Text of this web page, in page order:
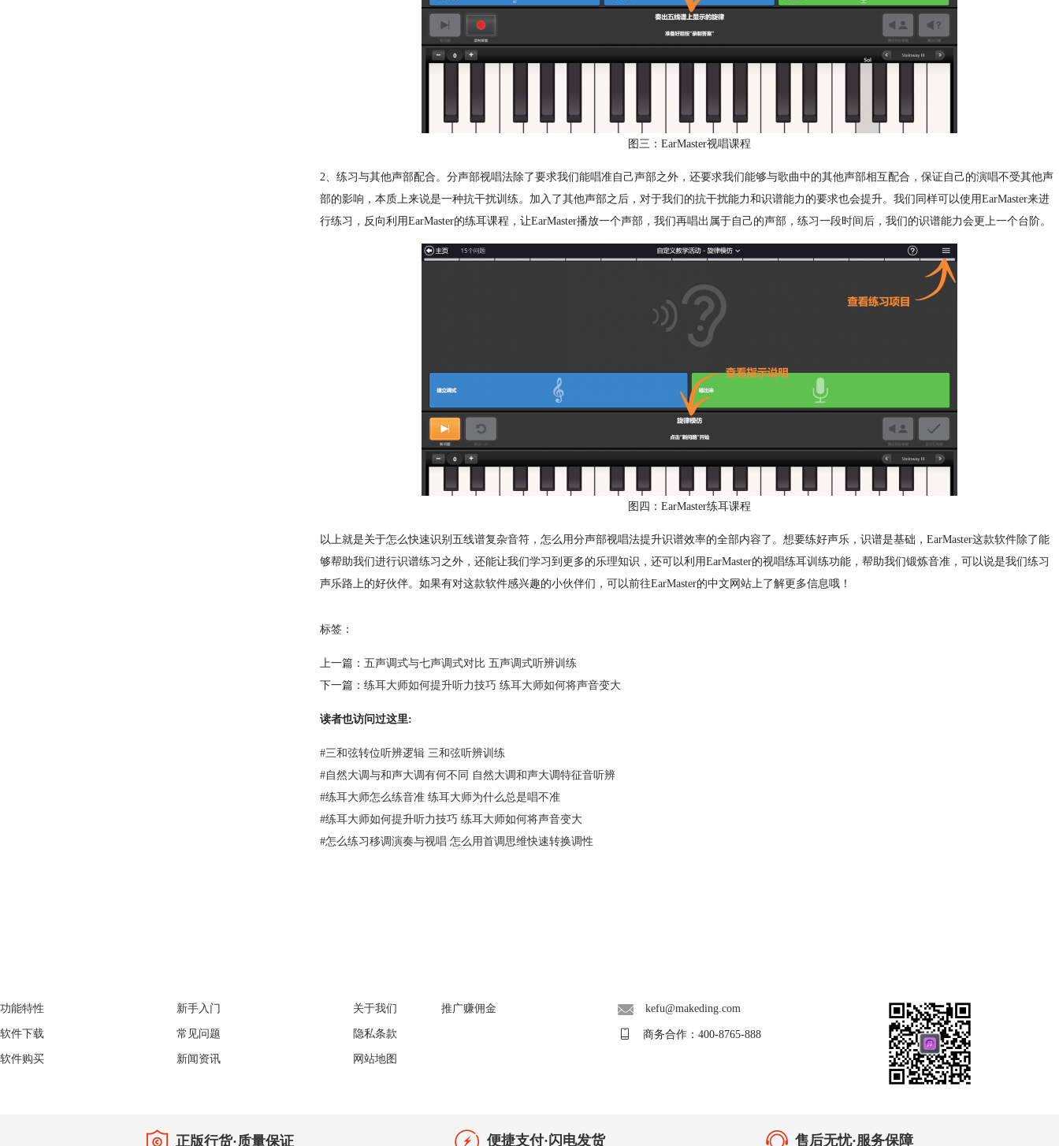
图三：EarMaster视唱课程
2、练习与其他声部配合。分声部视唱法除了要求我们能唱准自己声部之外，还要求我们能够与歌曲中的其他声部相互配合，保证自己的演唱不受其他声
部的影响，本质上来说是一种抗干扰训练。加入了其他声部之后，对于我们的抗干扰能力和识谱能力的要求也会提升。我们同样可以使用EarMaster来进
行练习，反向利用EarMaster的练耳课程，让EarMaster播放一个声部，我们再唱出属于自己的声部，练习一段时间后，我们的识谱能力会更上一个台阶。
图四：EarMaster练耳课程
以上就是关于怎么快速识别五线谱复杂音符，怎么用分声部视唱法提升识谱效率的全部内容了。想要练好声乐，识谱是基础，EarMaster这款软件除了能
够帮助我们进行识谱练习之外，还能让我们学习到更多的乐理知识，还可以利用EarMaster的视唱练耳训练功能，帮助我们锻炼音准，可以说是我们练习
声乐路上的好伙伴。如果有对这款软件感兴趣的小伙伴们，可以前往EarMaster的中文网站上了解更多信息哦！
标签：
上一篇： 五声调式与七声调式对比 五声调式听辨训练
下一篇： 练耳大师如何提升听力技巧 练耳大师如何将声音变大
读者也访问过这里:
#三和弦转位听辨逻辑 三和弦听辨训练
#自然大调与和声大调有何不同 自然大调和声大调特征音听辨
#练耳大师怎么练音准 练耳大师为什么总是唱不准
#练耳大师如何提升听力技巧 练耳大师如何将声音变大
#怎么练习移调演奏与视唱 怎么用首调思维快速转换调性
功能特性
软件下载
软件购买
新手入门
常见问题
新闻资讯
关于我们
隐私条款
网站地图
推广赚佣金 kefu@makeding.com
商务合作：400-8765-888
正版行货·质量保证 便捷支付·闪电发货 售后无忧·服务保障